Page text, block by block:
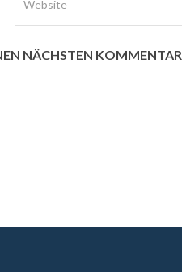
NÄCHSTEN KOMMENTAR